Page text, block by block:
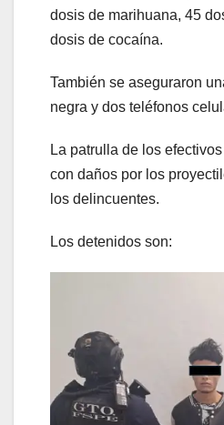
dosis de marihuana, 45
dosis de cocaína.
También se aseguraron
negra y dos teléfonos
La patrulla de los
con daños por los
los delincuentes.
Los detenidos son: